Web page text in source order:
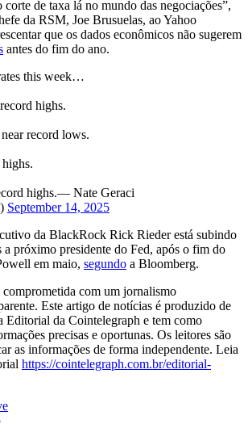
de taxa lá no mundo das negociações”,
da RSM, Joe Brusuelas, ao Yahoo
que os dados econômicos não sugerem
antes do fim do ano.
this week…
highs.
record lows.
highs.— Nate Geraci
September 14, 2025
da BlackRock Rick Rieder está subindo
a próximo presidente do Fed, após o fim do
em maio, segundo a Bloomberg.
com um jornalismo
Este artigo de notícias é produzido de
Editorial da Cointelegraph e tem como
precisas e oportunas. Os leitores são
as informações de forma independente. Leia
https://cointelegraph.com.br/editorial-